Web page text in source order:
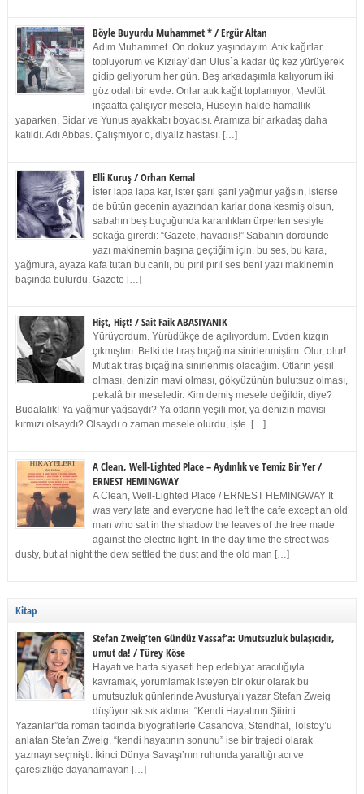
Böyle Buyurdu Muhammet * / Ergür Altan
Adım Muhammet. On dokuz yaşındayım. Atık kağıtlar
topluyorum ve Kızılay`dan Ulus`a kadar üç kez yürüyerek
gidip geliyorum her gün. Beş arkadaşımla kalıyorum iki
göz odalı bir evde. Onlar atık kağıt toplamıyor; Mevlüt
inşaatta çalışıyor mesela, Hüseyin halde hamallık
yaparken, Sidar ve Yunus ayakkabı boyacısı. Aramıza bir arkadaş daha
katıldı. Adı Abbas. Çalışmıyor o, diyaliz hastası. […]
Elli Kuruş / Orhan Kemal
İster lapa lapa kar, ister şarıl şarıl yağmur yağsın, isterse
de bütün gecenin ayazından karlar dona kesmiş olsun,
sabahın beş buçuğunda karanlıkları ürperten sesiyle
sokağa girerdi: “Gazete, havadiis!” Sabahın dördünde
yazı makinemin başına geçtiğim için, bu ses, bu kara,
yağmura, ayaza kafa tutan bu canlı, bu pırıl pırıl ses beni yazı makinemin
başında bulurdu. Gazete […]
Hişt, Hişt! / Sait Faik ABASIYANIK
Yürüyordum. Yürüdükçe de açılıyordum. Evden kızgın
çıkmıştım. Belki de tıraş bıçağına sinirlenmiştim. Olur, olur!
Mutlak tıraş bıçağına sinirlenmiş olacağım. Otların yeşil
olması, denizin mavi olması, gökyüzünün bulutsuz olması,
pekalâ bir meseledir. Kim demiş mesele değildir, diye?
Budalalık! Ya yağmur yağsaydı? Ya otların yeşili mor, ya denizin mavisi
kırmızı olsaydı? Olsaydı o zaman mesele olurdu, işte. […]
A Clean, Well-Lighted Place – Aydınlık ve Temiz Bir Yer /
ERNEST HEMINGWAY
A Clean, Well-Lighted Place / ERNEST HEMINGWAY It
was very late and everyone had left the cafe except an old
man who sat in the shadow the leaves of the tree made
against the electric light. In the day time the street was
dusty, but at night the dew settled the dust and the old man […]
Kitap
Stefan Zweig’ten Gündüz Vassaf’a: Umutsuzluk bulaşıcıdır,
umut da! / Türey Köse
Hayatı ve hatta siyaseti hep edebiyat aracılığıyla
kavramak, yorumlamak isteyen bir okur olarak bu
umutsuzluk günlerinde Avusturyalı yazar Stefan Zweig
düşüyor sık sık aklıma. “Kendi Hayatının Şiirini
Yazanlar”da roman tadında biyografilerle Casanova, Stendhal, Tolstoy’u
anlatan Stefan Zweig, “kendi hayatının sonunu” ise bir trajedi olarak
yazmayı seçmişti. İkinci Dünya Savaşı’nın ruhunda yarattığı acı ve
çaresizliğe dayanamayan […]